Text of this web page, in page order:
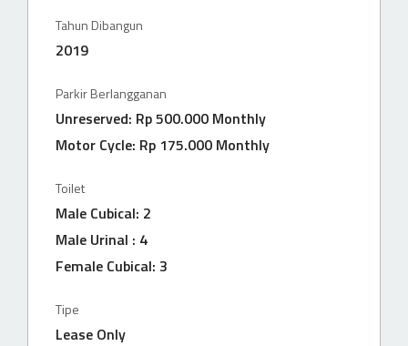
Tahun Dibangun
2019
Parkir Berlangganan
Unreserved: Rp 500.000 Monthly
Motor Cycle: Rp 175.000 Monthly
Toilet
Male Cubical: 2
Male Urinal : 4
Female Cubical: 3
Tipe
Lease Only